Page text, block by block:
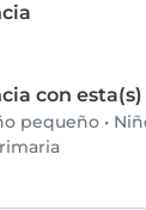
con
pequeño •